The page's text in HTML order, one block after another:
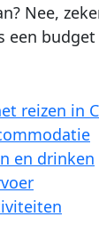
Nee,
een
reizen in
en drinken